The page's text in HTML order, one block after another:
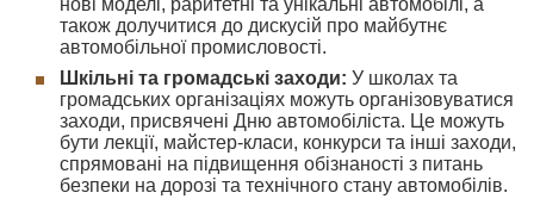
нові моделі, раритетні та унікальні автомобілі, а
також долучитися до дискусій про майбутнє
автомобільної промисловості.
Шкільні та громадські заходи: У школах та
громадських організаціях можуть організовуватися
заходи, присвячені Дню автомобіліста. Це можуть
бути лекції, майстер-класи, конкурси та інші заходи,
спрямовані на підвищення обізнаності з питань
безпеки на дорозі та технічного стану автомобілів.